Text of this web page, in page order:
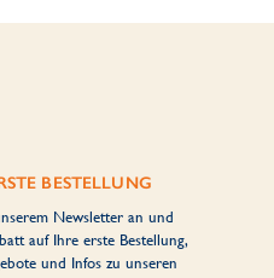
BESTELLUNG
Newsletter an und
auf Ihre erste Bestellung,
und Infos zu unseren